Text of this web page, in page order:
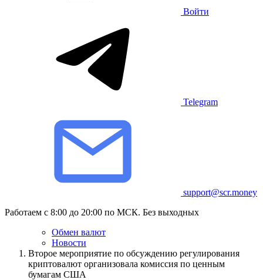
Войти
Telegram
support@scr.money
Работаем с 8:00 до 20:00 по МСК. Без выходных
Обмен валют
Новости
Второе мероприятие по обсуждению регулирования
криптовалют организовала комиссия по ценным
бумагам США